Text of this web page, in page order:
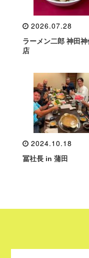
2026.07.28
ラーメン二郎 神田
店
2024.10.18
冨社長 in 蒲田